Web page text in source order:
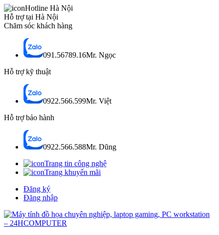
Hotline Hà Nội
Hỗ trợ tại Hà Nội
Chăm sóc khách hàng
091.56789.16Mr. Ngọc
Hỗ trợ kỹ thuật
0922.566.599Mr. Việt
Hỗ trợ bảo hành
0922.566.588Mr. Dũng
Trang tin công nghệ
Trang khuyến mãi
Đăng ký
Đăng nhập